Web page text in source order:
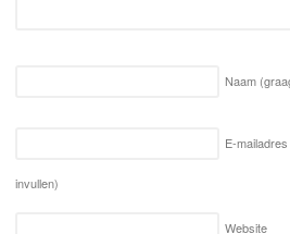
Naam
E-
invullen)
Website